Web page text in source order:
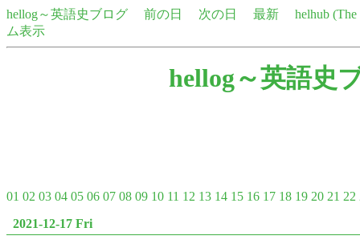
hellog～英語史ブログ 前の日 次の日 最新
helhub
ム表示
hellog～英語史
01 02 03 04 05 06 07 08 09 10 11 12 13 14 15 16 17 18 19 20 21 22
2021-12-17 Fri